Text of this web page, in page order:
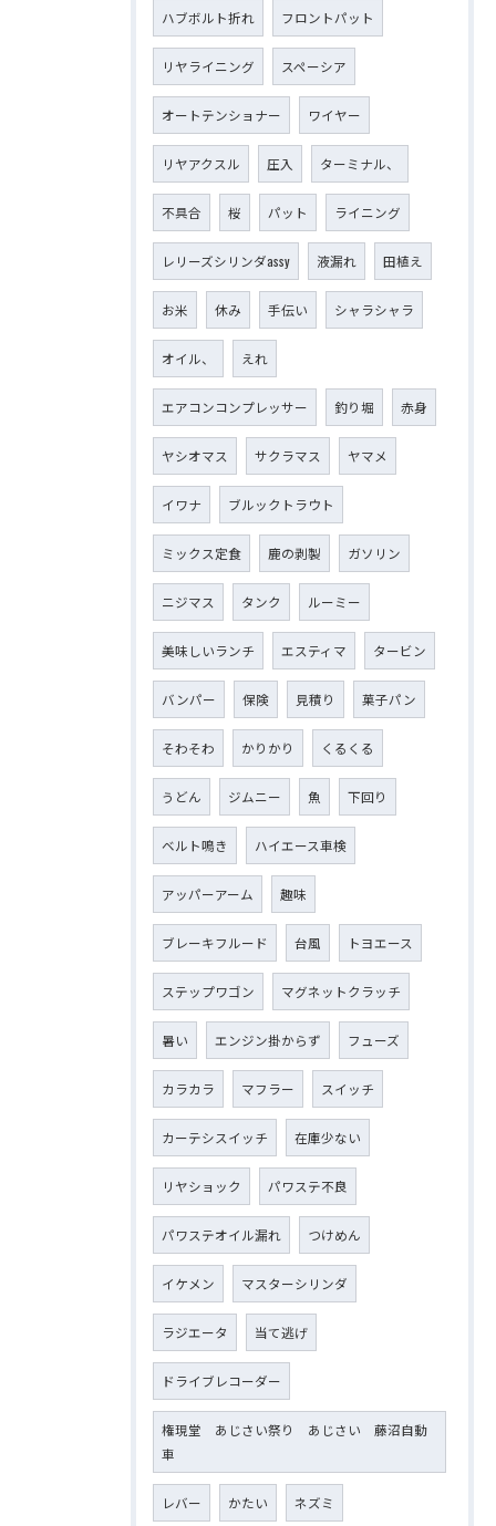
ハブボルト折れ フロントパット
リヤライニング スペーシア
オートテンショナー ワイヤー
リヤアクスル 圧入 ターミナル、
不具合 桜 パット ライニング
レリーズシリンダassy 液漏れ 田植え
お米 休み 手伝い シャラシャラ
オイル、 えれ
エアコンコンプレッサー 釣り堀 赤身
ヤシオマス サクラマス ヤマメ
イワナ ブルックトラウト
ミックス定食 鹿の剥製 ガソリン
ニジマス タンク ルーミー
美味しいランチ エスティマ タービン
バンパー 保険 見積り 菓子パン
そわそわ かりかり くるくる
うどん ジムニー 魚 下回り
ベルト鳴き ハイエース車検
アッパーアーム 趣味
ブレーキフルード 台風 トヨエース
ステップワゴン マグネットクラッチ
暑い エンジン掛からず フューズ
カラカラ マフラー スイッチ
カーテシスイッチ 在庫少ない
リヤショック パワステ不良
パワステオイル漏れ つけめん
イケメン マスターシリンダ
ラジエータ 当て逃げ
ドライブレコーダー
権現堂 あじさい祭り あじさい 藤沼自動
車
レバー かたい ネズミ